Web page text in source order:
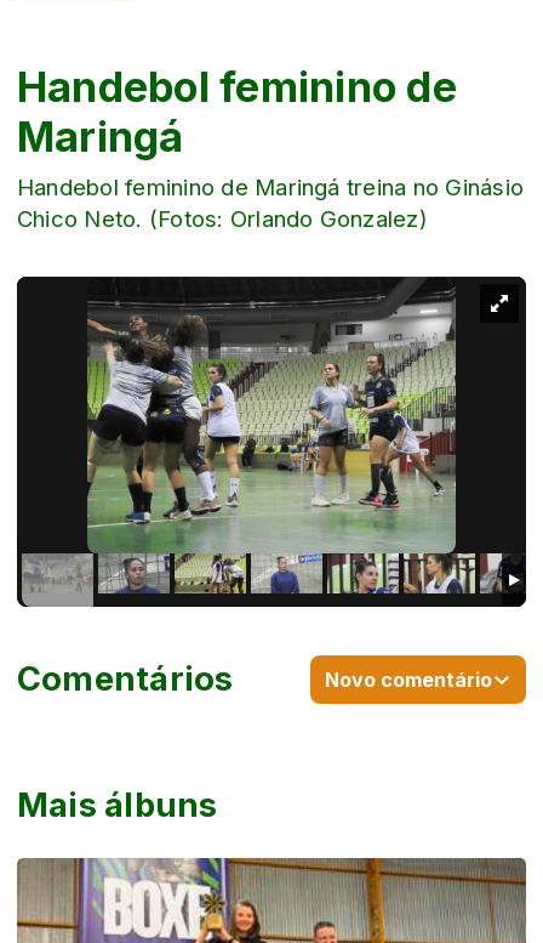
Handebol feminino de
Maringá
Handebol feminino de Maringá treina no Ginásio
Chico Neto. (Fotos: Orlando Gonzalez)
Mais álbuns
Comentários Novo comentário